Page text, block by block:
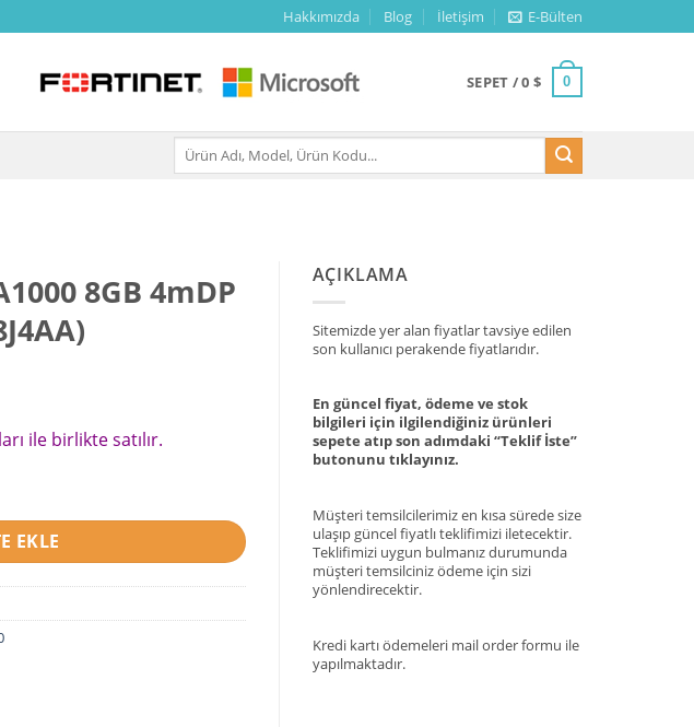
Hakkımızda Blog İletişim E-Bülten
SEPET /0 $ 0
Ara:
8GB 4mDP
ile birlikte satılır.
Grafik Kartı (AV8J4AA) adet
EKLE
AÇIKLAMA
Sitemizde yer alan fiyatlar tavsiye edilen
son kullanıcı perakende fiyatlarıdır.
En güncel fiyat, ödeme ve stok
bilgileri için ilgilendiğiniz ürünleri
sepete atıp son adımdaki “Teklif İste”
butonunu tıklayınız.
Müşteri temsilcilerimiz en kısa sürede size
ulaşıp güncel fiyatlı teklifimizi iletecektir.
Teklifimizi uygun bulmanız durumunda
müşteri temsilciniz ödeme için sizi
yönlendirecektir.
Kredi kartı ödemeleri mail order formu ile
yapılmaktadır.